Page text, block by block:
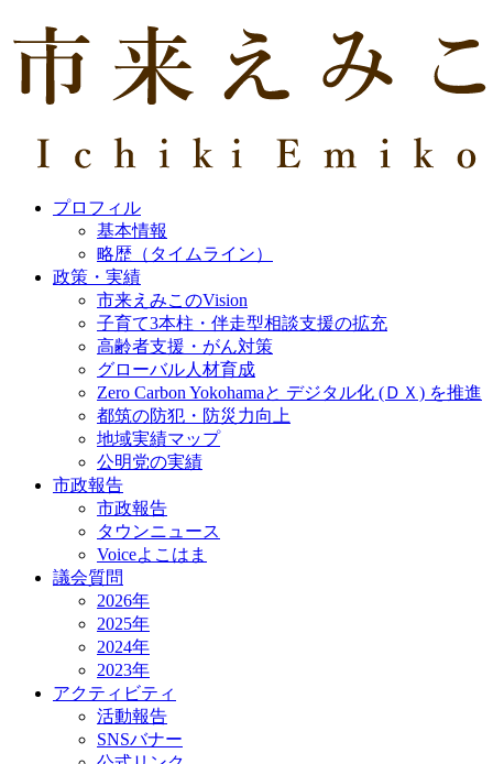
プロフィル
基本情報
略歴（タイムライン）
政策・実績
市来えみこのVision
子育て3本柱・伴走型相談支援の拡充
高齢者支援・がん対策
グローバル人材育成
Zero Carbon Yokohamaと デジタル化 (ＤＸ) を推進
都筑の防犯・防災力向上
地域実績マップ
公明党の実績
市政報告
市政報告
タウンニュース
Voiceよこはま
議会質問
2026年
2025年
2024年
2023年
アクティビティ
活動報告
SNSバナー